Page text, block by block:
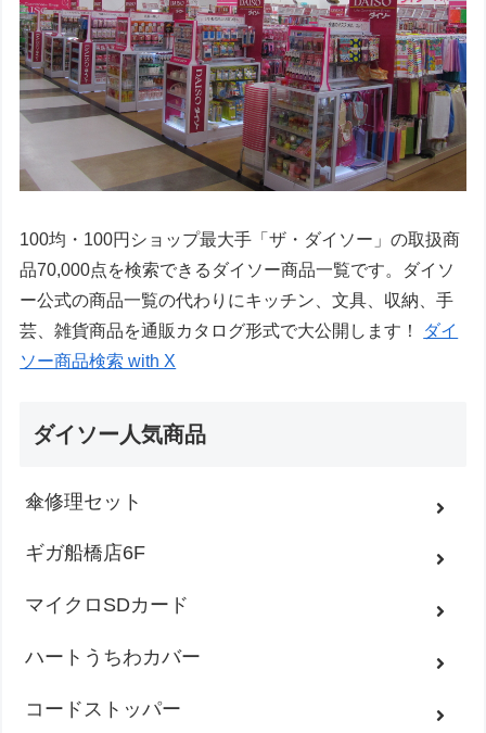
100均・100円ショップ最大手「ザ・ダイソー」の取扱商
品70,000点を検索できるダイソー商品一覧です。ダイソ
ー公式の商品一覧の代わりにキッチン、文具、収納、手
芸、雑貨商品を通販カタログ形式で大公開します！
ダイ
ソー商品検索 with X
ダイソー人気商品
傘修理セット
ギガ船橋店6F
マイクロSDカード
ハートうちわカバー
コードストッパー